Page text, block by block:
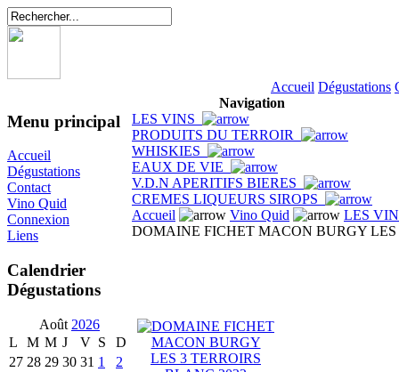
Accueil Dégustations
Menu principal
Accueil
Dégustations
Contact
Vino Quid
Connexion
Liens
Calendrier
Dégustations
Août 2026
L
M M J V S
D
27 28 29 30 31 1
2
Navigation
LES VINS
PRODUITS DU TERROIR
WHISKIES
EAUX DE VIE
V.D.N APERITIFS BIERES
CREMES LIQUEURS SIROPS
Accueil
Vino Quid
LES
DOMAINE FICHET MACON BURGY LES